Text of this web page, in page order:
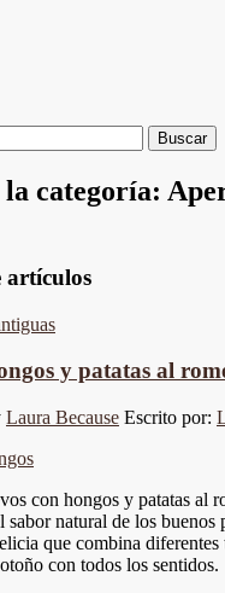
categoría:
artículos
y patatas al
Laura Because Escrito por:
con hongos y patatas al
sabor natural de los buenos
que combina diferentes
con todos los sentidos.